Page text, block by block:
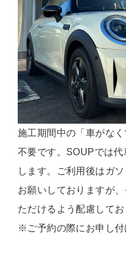
施工期間中の「車がな
不要です。SOUPでは
します。ご利用後はガ
お願いしておりますが
ただけるよう配慮してお
※ご予約の際にお申し付